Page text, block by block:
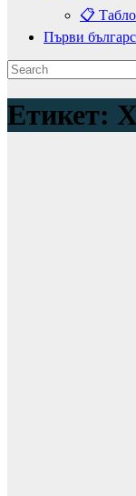
📋 Табло
Първи
Етикет: